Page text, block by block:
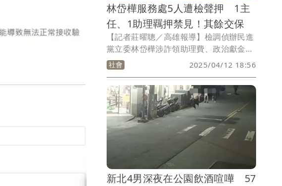
林岱樺服務處5人遭檢聲押 1主
任、1助理羈押禁見！其餘交保
【記者莊曜聰／高雄報導】檢調偵辦民進
黨立委林岱樺涉詐領助理費、政治獻金
案，包括林岱樺胞弟、弟媳及通法寺住持
釋煌智都被羈押禁見，原以為已經告一段
落，但檢調疑似查出新事證，昨天（11
日）發起第三波搜索行動，林岱樺林園
區、大寮區周姓、林姓主任及孟姓、連
姓、陳姓3名助理被帶回，檢方複訊認嫌
疑重大，依貪汙治罪條例向高雄地院聲
押，晚間裁定周姓主任、連姓助理羈押禁
見，其餘3人5萬到10萬不等交保。
社會 2025/04/12 18:56
新北4男深夜在公園飲酒喧嘩 57